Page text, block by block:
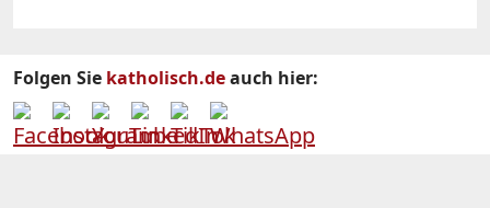
Folgen Sie katholisch.deauch hier: